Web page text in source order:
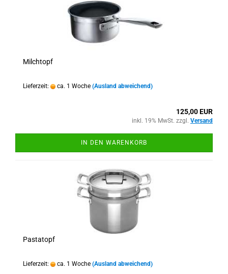
Milchtopf
Lieferzeit: ca. 1 Woche (Ausland abweichend)
125,00 EUR
inkl. 19% MwSt. zzgl. Versand
IN DEN WARENKORB
Pastatopf
Lieferzeit: ca. 1 Woche (Ausland abweichend)